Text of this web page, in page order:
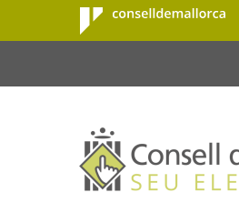
Saltar al contenido principal
Consell de
Mallorca